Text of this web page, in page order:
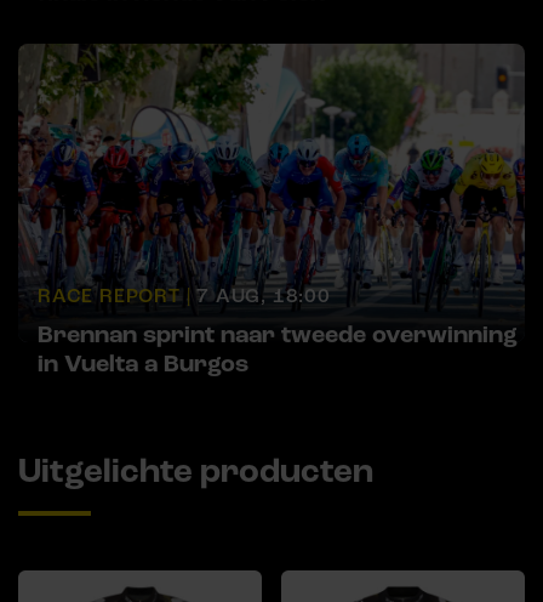
RACE REPORT | 7 AUG, 18:00
Brennan sprint naar tweede overwinning
in Vuelta a Burgos
Uitgelichte producten